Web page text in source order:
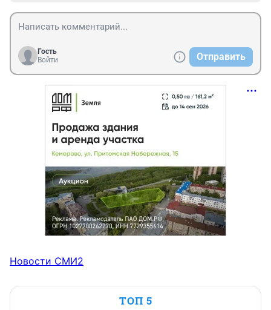
Гость
Войти
Отправить
Новости СМИ2
ТОП 5